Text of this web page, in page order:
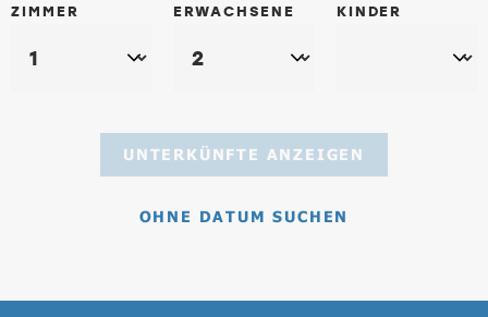
ZIMMER ERWACHSENE KINDER
UNTERKÜNFTE ANZEIGEN
OHNE DATUM SUCHEN